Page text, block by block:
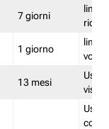
7 giorni
limita
1 giorno
limita
13 mesi